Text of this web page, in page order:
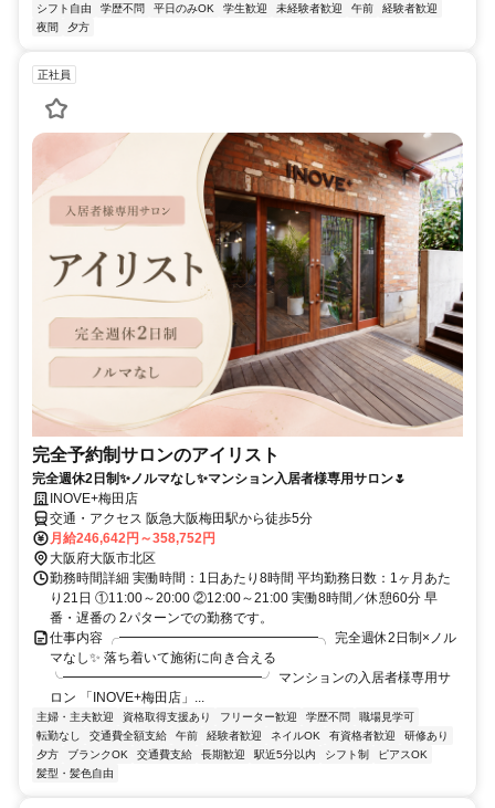
シフト自由
学歴不問 平日のみOK 学生歓迎 未経験者歓迎 午前
経験者歓迎
夜間
夕方
正社員
完全予約制サロンのアイリスト
完全週休2日制✨ノルマなし✨マンション入居者様専用サロン🌷
INOVE+梅田店
交通・アクセス 阪急大阪梅田駅から徒歩5分
月給246,642円～358,752円
大阪府大阪市北区
勤務時間詳細 実働時間：1日あたり8時間 平均勤務日数：1ヶ月あた
り21日 ①11:00～20:00 ②12:00～21:00 実働8時間／休憩60分 早
番・遅番の 2パターンでの勤務です。
仕事内容 ╭━━━━━━━━━━━━━━━╮ 完全週休2日制×ノル
マなし✨ 落ち着いて施術に向き合える
╰━━━━━━━━━━━━━━━╯ マンションの入居者様専用サ
ロン 「INOVE+梅田店」...
主婦・主夫歓迎 資格取得支援あり フリーター歓迎 学歴不問
職場見学可
転勤なし
交通費全額支給 午前 経験者歓迎 ネイルOK 有資格者歓迎
研修あり
夕方
ブランクOK 交通費支給 長期歓迎 駅近5分以内 シフト制
ピアスOK
髪型・髪色自由